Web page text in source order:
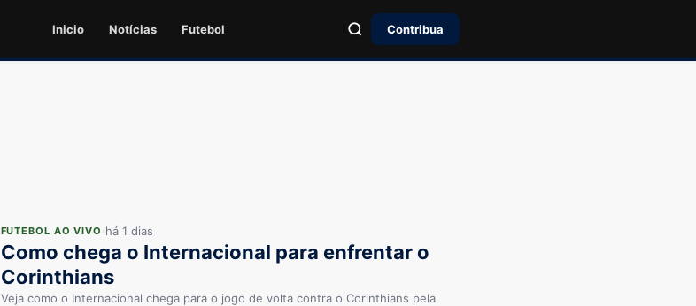
Inicio Notícias Futebol Contribua
FUTEBOL AO VIVO há 1 dias
Como chega o Internacional para enfrentar o
Corinthians
Veja como o Internacional chega para o jogo de volta contra o Corinthians pela